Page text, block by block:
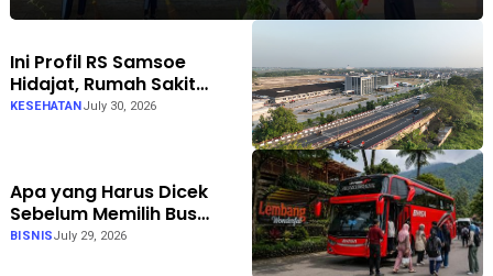
Ini Profil RS Samsoe
Hidajat, Rumah Sakit
Umum Swasta Semarang
KESEHATAN July 30, 2026
Apa yang Harus Dicek
Sebelum Memilih Bus
Pariwisata? Bhisa Wisata
BISNISJuly 29, 2026